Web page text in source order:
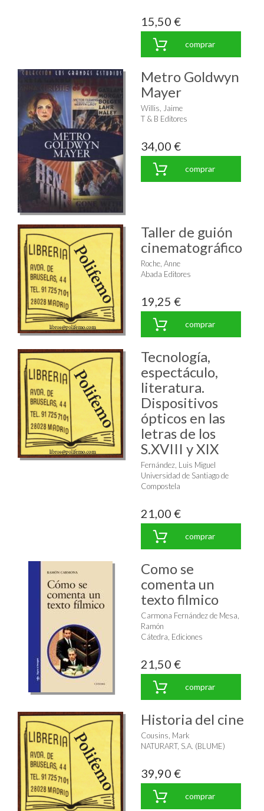
15,50 €
comprar
Metro Goldwyn
Mayer
Willis, Jaime
T & B Editores
34,00 €
comprar
Taller de guión
cinematográfico
Roche, Anne
Abada Editores
19,25 €
comprar
Tecnología,
espectáculo,
literatura.
Dispositivos
ópticos en las
letras de los
S.XVIII y XIX
Fernández, Luis Miguel
Universidad de Santiago de
Compostela
21,00 €
comprar
Como se
comenta un
texto filmico
Carmona Fernández de Mesa,
Ramón
Cátedra, Ediciones
21,50 €
comprar
Historia del cine
Cousins, Mark
NATURART, S.A. (BLUME)
39,90 €
comprar